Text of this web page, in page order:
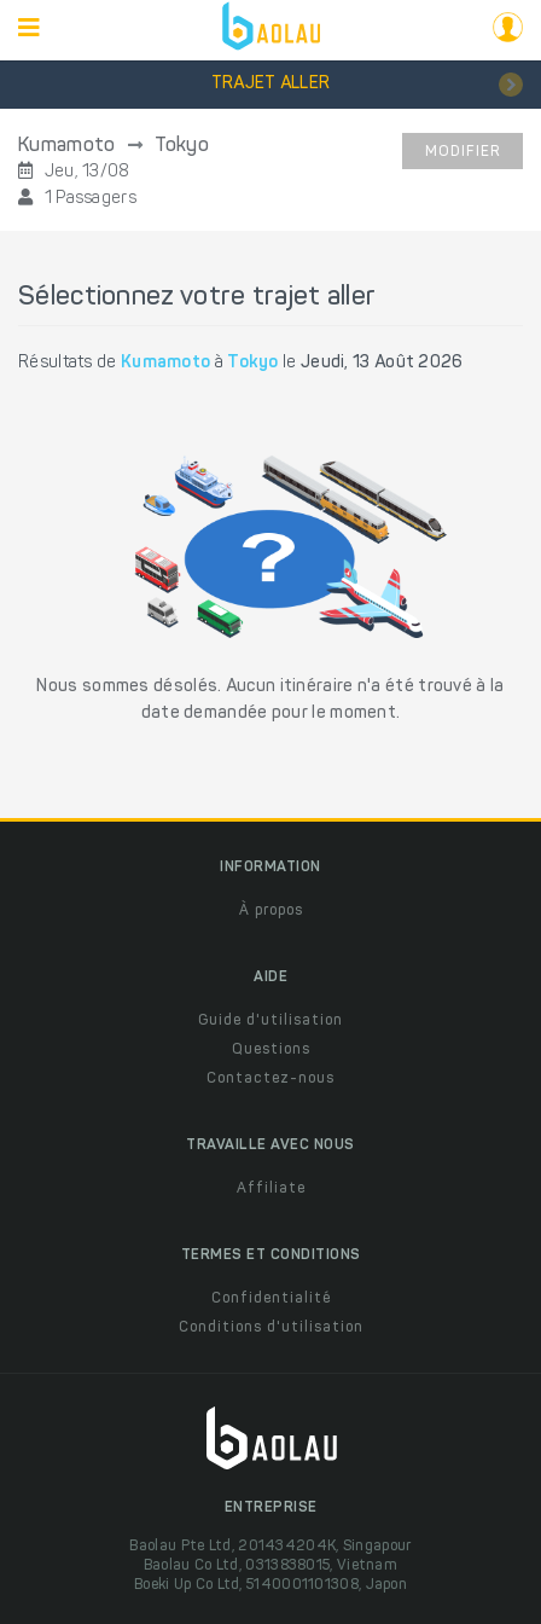
TRAJET ALLER
Kumamoto Tokyo
Jeu, 13/08
1 Passagers
MODIFIER
Sélectionnez votre trajet aller
Résultats de Kumamoto à Tokyo le Jeudi, 13 Août 2026
Nous sommes désolés. Aucun itinéraire n'a été trouvé à la
date demandée pour le moment.
INFORMATION
À propos
AIDE
Guide d'utilisation
Questions
Contactez-nous
TRAVAILLE AVEC NOUS
Affiliate
TERMES ET CONDITIONS
Confidentialité
Conditions d'utilisation
ENTREPRISE
Baolau Pte Ltd, 201434204K, Singapour
Baolau Co Ltd, 0313838015, Vietnam
Boeki Up Co Ltd, 5140001101308, Japon